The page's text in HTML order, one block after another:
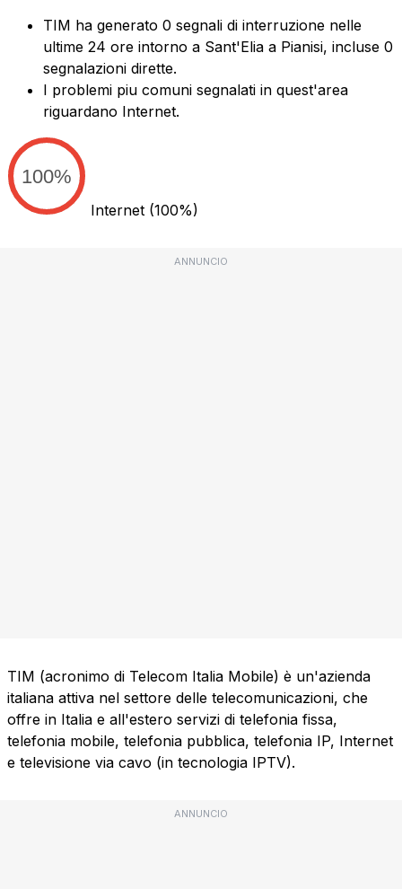
TIM ha generato 0 segnali di interruzione nelle
ultime 24 ore intorno a Sant'Elia a Pianisi, incluse 0
segnalazioni dirette.
I problemi piu comuni segnalati in quest'area
riguardano Internet.
100%
Internet (100%)
ANNUNCIO
TIM (acronimo di Telecom Italia Mobile) è un'azienda
italiana attiva nel settore delle telecomunicazioni, che
offre in Italia e all'estero servizi di telefonia fissa,
telefonia mobile, telefonia pubblica, telefonia IP, Internet
e televisione via cavo (in tecnologia IPTV).
ANNUNCIO